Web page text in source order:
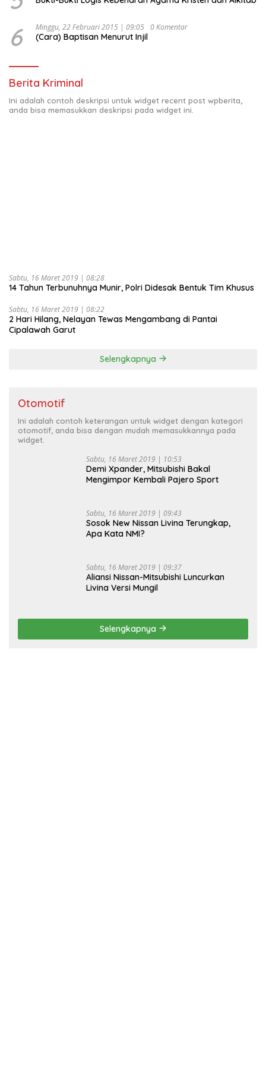
6 Minggu, 22 Februari 2015 | 09:05 0 Komentar
(Cara) Baptisan Menurut Injil
Berita Kriminal
Ini adalah contoh deskripsi untuk widget recent post wpberita,
anda bisa memasukkan deskripsi pada widget ini.
Sabtu, 16 Maret 2019 | 08:28
14 Tahun Terbunuhnya Munir, Polri Didesak Bentuk Tim Khusus
Sabtu, 16 Maret 2019 | 08:22
2 Hari Hilang, Nelayan Tewas Mengambang di Pantai
Cipalawah Garut
Selengkapnya
Otomotif
Ini adalah contoh keterangan untuk widget dengan kategori
otomotif, anda bisa dengan mudah memasukkannya pada
widget.
Sabtu, 16 Maret 2019 | 10:53
Demi Xpander, Mitsubishi Bakal
Mengimpor Kembali Pajero Sport
Sabtu, 16 Maret 2019 | 09:43
Sosok New Nissan Livina Terungkap,
Apa Kata NMI?
Sabtu, 16 Maret 2019 | 09:37
Aliansi Nissan-Mitsubishi Luncurkan
Livina Versi Mungil
Selengkapnya